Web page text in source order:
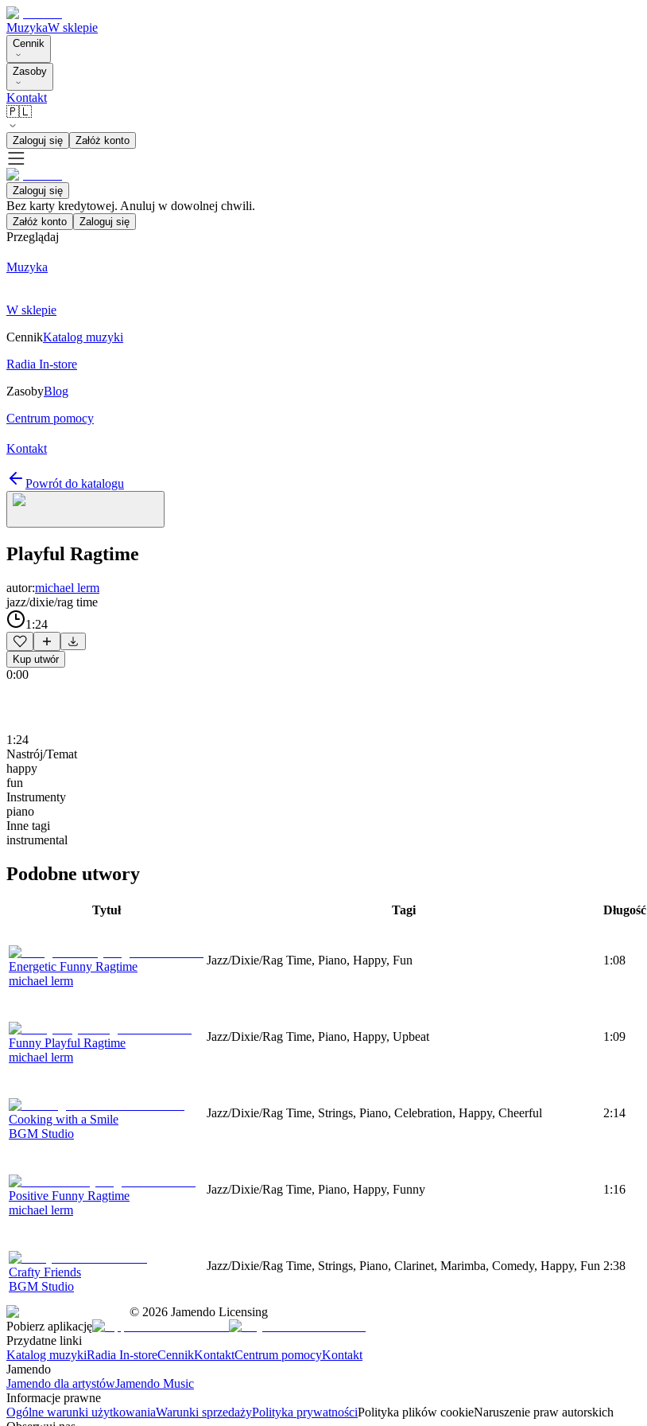
MuzykaW sklepie
Cennik
Zasoby
Kontakt
🇵🇱
Zaloguj się Załóż konto
Zaloguj się
Bez karty kredytowej. Anuluj w dowolnej chwili.
Załóż konto Zaloguj się
Przeglądaj
Muzyka
W sklepie
CennikKatalog muzyki
Radia In-store
ZasobyBlog
Centrum pomocy
Kontakt
Powrót do katalogu
Playful Ragtime
autor:michael lerm
jazz/dixie/rag time
1:24
Kup utwór
0:00
1:24
Nastrój/Temat
happy
fun
Instrumenty
piano
Inne tagi
instrumental
Podobne utwory
Tytuł Tagi Długość
Energetic Funny Ragtime
michael lerm
Jazz/Dixie/Rag Time, Piano, Happy, Fun 1:08
Funny Playful Ragtime
michael lerm
Jazz/Dixie/Rag Time, Piano, Happy, Upbeat 1:09
Cooking with a Smile
BGM Studio
Jazz/Dixie/Rag Time, Strings, Piano, Celebration, Happy, Cheerful 2:14
Positive Funny Ragtime
michael lerm
Jazz/Dixie/Rag Time, Piano, Happy, Funny 1:16
Crafty Friends
BGM Studio
Jazz/Dixie/Rag Time, Strings, Piano, Clarinet, Marimba, Comedy, Happy, Fun 2:38
© 2026 Jamendo Licensing
Pobierz aplikację
Przydatne linki
Katalog muzykiRadia In-storeCennikKontaktCentrum pomocyKontakt
Jamendo
Jamendo dla artystówJamendo Music
Informacje prawne
Ogólne warunki użytkowaniaWarunki sprzedażyPolityka prywatnościPolityka plików cookieNaruszenie praw autorskich